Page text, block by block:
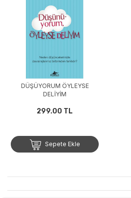
DÜŞÜYORUM ÖYLEYSE
DELİYİM
299.00 TL
Sepete Ekle